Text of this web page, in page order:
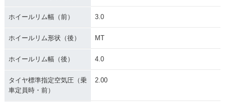
ホイールリム幅（前） 3.0
ホイールリム形状（後） MT
ホイールリム幅（後） 4.0
タイヤ標準指定空気圧（乗
車定員時・前）
2.00